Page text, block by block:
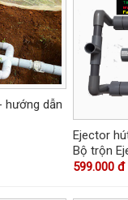
hướng dẫn
Ejector
Bộ trộn
599.000 đ